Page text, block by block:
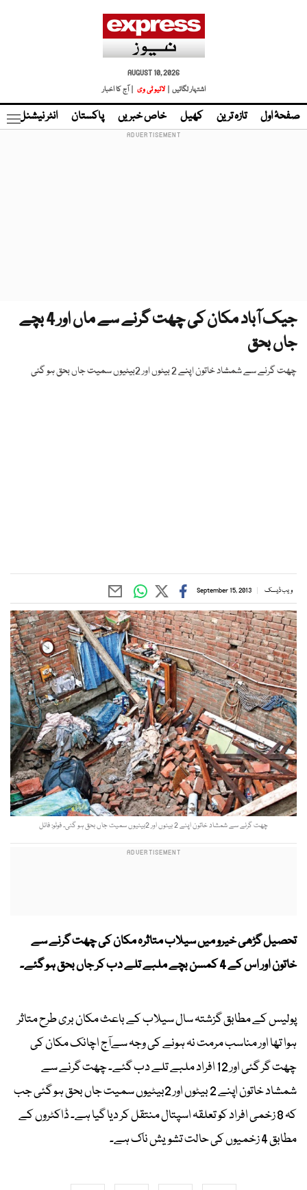
AUGUST 10, 2026
اشتہار لگائیں |
لائیو ٹی وی | آج کا اخبار
صفحۂ اول تازہ ترین کھیل خاص خبریں پاکستان انٹر نیشنل
جیک آباد مکان کی چھت گرنے سے ماں اور 4 بچے
جاں بحق
چھت گرنے سے شمشاد خاتون اپنے 2 بیٹوں اور 2بیٹیوں سمیت جاں بحق ہو گئی
ویب ڈیسک September 15, 2013
چھت گرنے سے شمشاد خاتون اپنے 2 بیٹوں اور 2بیٹیوں سمیت جاں بحق ہو گئی۔ فوٹو: فائل
تحصیل گڑھی خیرو میں سیلاب متاثرہ مکان کی چھت گرنے سے
خاتون اور اس کے 4 کمسن بچے ملبے تلے دب کر جاں بحق ہو گئے۔
پولیس کے مطابق گزشتہ سال سیلاب کے باعث مکان بری طرح متاثر
ہوا تھا اور مناسب مرمت نہ ہونے کی وجہ سےآج اچانک مکان کی
چھت گر گئی اور 12 افراد ملبے تلے دب گئے۔ چھت گرنے سے
شمشاد خاتون اپنے 2 بیٹوں اور 2بیٹیوں سمیت جاں بحق ہو گئی جب
کہ 8 زخمی افراد کو تعلقہ اسپتال منتقل کر دیا گیا ہے۔ ڈاکٹروں کے
مطابق 4 زخمیوں کی حالت تشویش ناک ہے۔